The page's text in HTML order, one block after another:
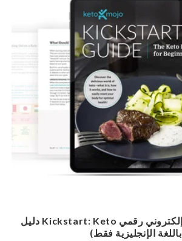
دليل Kickstart: Keto للمبتدئين (كتاب إلكتروني رقمي
باللغة الإنجليزية فقط)